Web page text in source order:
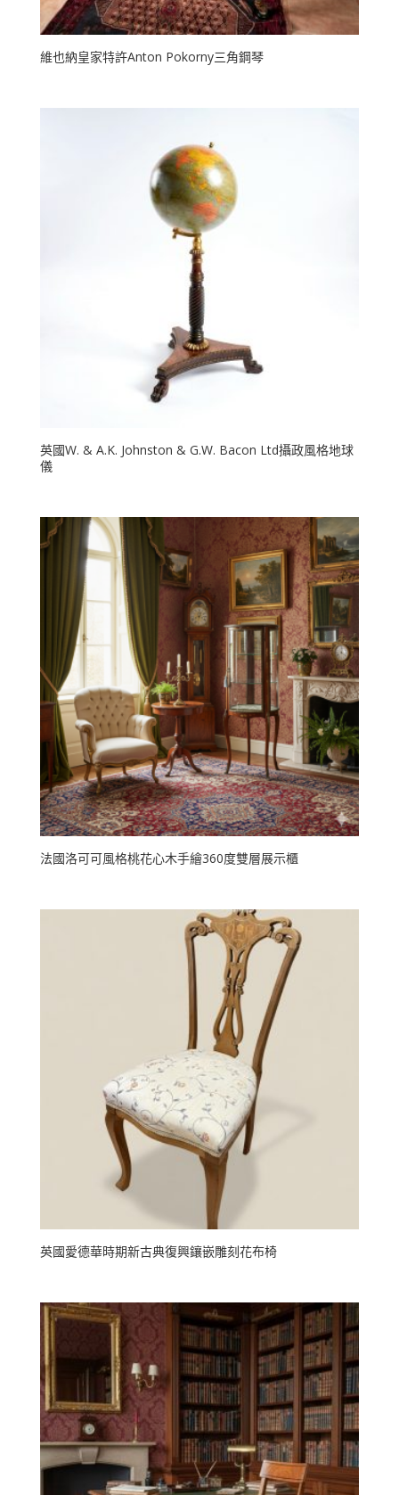
維也納皇家特許Anton Pokorny三角鋼琴
英國W. & A.K. Johnston & G.W. Bacon Ltd攝政風格地球
儀
法國洛可可風格桃花心木手繪360度雙層展示櫃
英國愛德華時期新古典復興鑲嵌雕刻花布椅